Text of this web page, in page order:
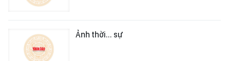
Ảnh thời... sự